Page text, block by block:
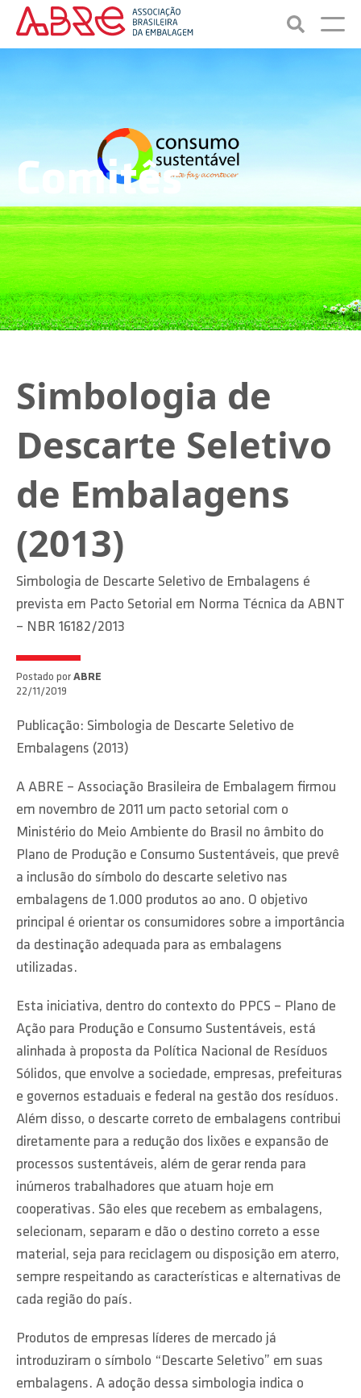
Comitês
Simbologia de
Descarte Seletivo
de Embalagens
(2013)
Simbologia de Descarte Seletivo de Embalagens é
prevista em Pacto Setorial em Norma Técnica da ABNT
– NBR 16182/2013
Postado por ABRE
22/11/2019
Publicação: Simbologia de Descarte Seletivo de
Embalagens (2013)
A ABRE – Associação Brasileira de Embalagem firmou
em novembro de 2011 um pacto setorial com o
Ministério do Meio Ambiente do Brasil no âmbito do
Plano de Produção e Consumo Sustentáveis, que prevê
a inclusão do símbolo do descarte seletivo nas
embalagens de 1.000 produtos ao ano. O objetivo
principal é orientar os consumidores sobre a importância
da destinação adequada para as embalagens
utilizadas.
Esta iniciativa, dentro do contexto do PPCS – Plano de
Ação para Produção e Consumo Sustentáveis, está
alinhada à proposta da Política Nacional de Resíduos
Sólidos, que envolve a sociedade, empresas, prefeituras
e governos estaduais e federal na gestão dos resíduos.
Além disso, o descarte correto de embalagens contribui
diretamente para a redução dos lixões e expansão de
processos sustentáveis, além de gerar renda para
inúmeros trabalhadores que atuam hoje em
cooperativas. São eles que recebem as embalagens,
selecionam, separam e dão o destino correto a esse
material, seja para reciclagem ou disposição em aterro,
sempre respeitando as características e alternativas de
cada região do país.
Produtos de empresas líderes de mercado já
introduziram o símbolo “Descarte Seletivo” em suas
embalagens. A adoção dessa simbologia indica o